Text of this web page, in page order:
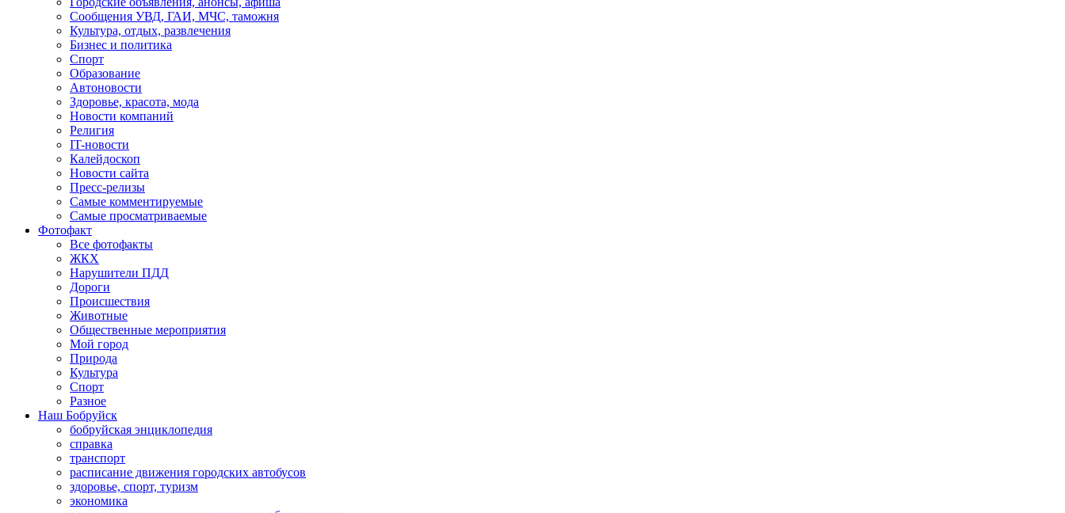
Сообщения УВД, ГАИ, МЧС, таможня
Культура, отдых, развлечения
Бизнес и политика
Спорт
Образование
Автоновости
Здоровье, красота, мода
Новости компаний
Религия
IT-новости
Калейдоскоп
Новости сайта
Пресс-релизы
Самые комментируемые
Самые просматриваемые
Фотофакт
Все фотофакты
ЖКХ
Нарушители ПДД
Дороги
Происшествия
Животные
Общественные мероприятия
Мой город
Природа
Культура
Спорт
Разное
Наш Бобруйск
бобруйская энциклопедия
справка
транспорт
расписание движения городских автобусов
здоровье, спорт, туризм
экономика